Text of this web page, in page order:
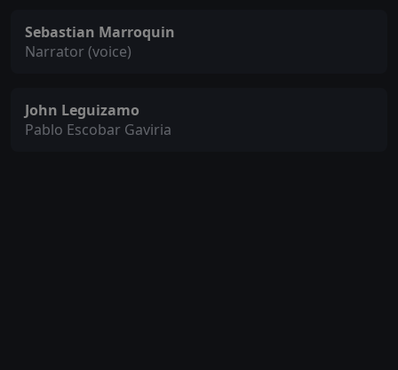
Sebastian Marroquin
Narrator (voice)
John Leguizamo
Pablo Escobar Gaviria